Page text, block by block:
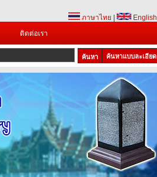
ภาษาไทย
English
ติดต่อเรา
ค้นหาแบบละเอียด